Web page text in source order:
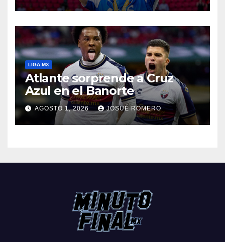
LIGA MX
Atlante sorprende a Cruz
Azul en el Banorte
AGOSTO 1, 2026 JOSUÉ ROMERO